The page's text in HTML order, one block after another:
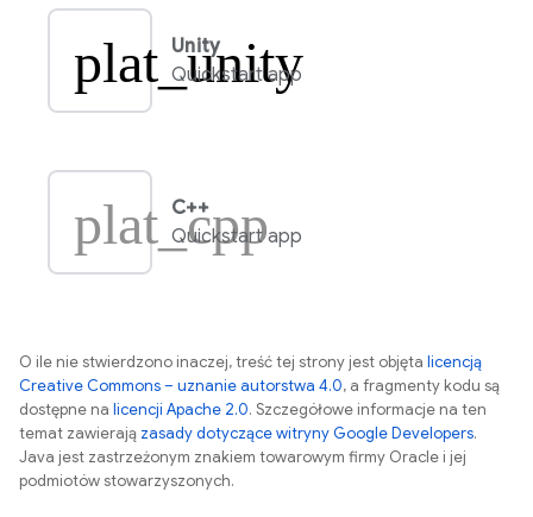
plat_unity
Unity
Quickstart app
plat_cpp
C++
Quickstart app
O ile nie stwierdzono inaczej, treść tej strony jest objęta licencją
Creative Commons – uznanie autorstwa 4.0, a fragmenty kodu są
dostępne na licencji Apache 2.0. Szczegółowe informacje na ten
temat zawierają zasady dotyczące witryny Google Developers.
Java jest zastrzeżonym znakiem towarowym firmy Oracle i jej
podmiotów stowarzyszonych.